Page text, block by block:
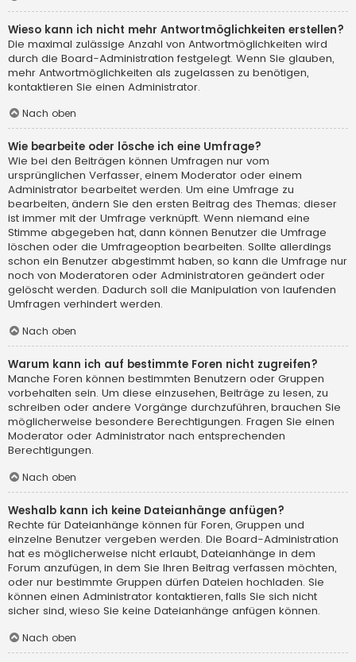
Wieso kann ich nicht mehr Antwortmöglichkeiten erstellen?
Die maximal zulässige Anzahl von Antwortmöglichkeiten wird
durch die Board-Administration festgelegt. Wenn Sie glauben,
mehr Antwortmöglichkeiten als zugelassen zu benötigen,
kontaktieren Sie einen Administrator.
Nach oben
Wie bearbeite oder lösche ich eine Umfrage?
Wie bei den Beiträgen können Umfragen nur vom
ursprünglichen Verfasser, einem Moderator oder einem
Administrator bearbeitet werden. Um eine Umfrage zu
bearbeiten, ändern Sie den ersten Beitrag des Themas; dieser
ist immer mit der Umfrage verknüpft. Wenn niemand eine
Stimme abgegeben hat, dann können Benutzer die Umfrage
löschen oder die Umfrageoption bearbeiten. Sollte allerdings
schon ein Benutzer abgestimmt haben, so kann die Umfrage nur
noch von Moderatoren oder Administratoren geändert oder
gelöscht werden. Dadurch soll die Manipulation von laufenden
Umfragen verhindert werden.
Nach oben
Warum kann ich auf bestimmte Foren nicht zugreifen?
Manche Foren können bestimmten Benutzern oder Gruppen
vorbehalten sein. Um diese einzusehen, Beiträge zu lesen, zu
schreiben oder andere Vorgänge durchzuführen, brauchen Sie
möglicherweise besondere Berechtigungen. Fragen Sie einen
Moderator oder Administrator nach entsprechenden
Berechtigungen.
Nach oben
Weshalb kann ich keine Dateianhänge anfügen?
Rechte für Dateianhänge können für Foren, Gruppen und
einzelne Benutzer vergeben werden. Die Board-Administration
hat es möglicherweise nicht erlaubt, Dateianhänge in dem
Forum anzufügen, in dem Sie Ihren Beitrag verfassen möchten,
oder nur bestimmte Gruppen dürfen Dateien hochladen. Sie
können einen Administrator kontaktieren, falls Sie sich nicht
sicher sind, wieso Sie keine Dateianhänge anfügen können.
Nach oben